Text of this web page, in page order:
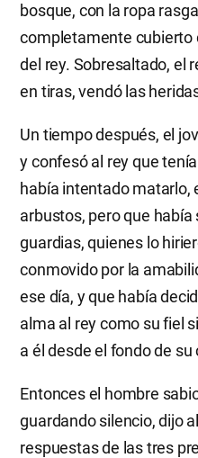
bosque, con la ropa
completamente cubierto
del rey. Sobresaltado, el
en tiras, vendó las
Un tiempo después, el
y confesó al rey que
había intentado matarlo,
arbustos, pero que
guardias, quienes lo
conmovido por la
ese día, y que había
alma al rey como su fiel
a él desde el fondo de su
Entonces el hombre
guardando silencio, dijo
respuestas de las tres